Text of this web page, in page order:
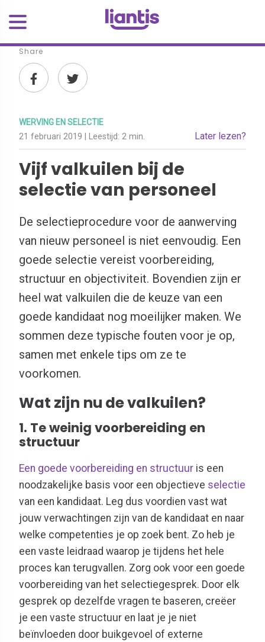
Share
WERVING EN SELECTIE
21 februari 2019 | Leestijd: 2 min. Later lezen?
Vijf valkuilen bij de
selectie van personeel
De selectieprocedure voor de aanwerving
van nieuw personeel is niet eenvoudig. Een
goede selectie vereist voorbereiding,
structuur en objectiviteit. Bovendien zijn er
heel wat valkuilen die de keuze van een
goede kandidaat nog moeilijker maken. We
sommen deze typische fouten voor je op,
samen met enkele tips om ze te
voorkomen.
Wat zijn nu de valkuilen?
1. Te weinig voorbereiding en
structuur
Een goede voorbereiding en structuur is een
noodzakelijke basis voor een objectieve selectie
van een kandidaat. Leg dus voordien vast wat
jouw verwachtingen zijn van de kandidaat en naar
welke competenties je op zoek bent. Zo heb je
een vaste leidraad waarop je tijdens het hele
proces kan terugvallen. Zorg ook voor een goede
voorbereiding van het selectiegesprek. Door elk
gesprek op dezelfde vragen te baseren, creëer
je een vaste structuur en laat je je niet
beïnvloeden door buikgevoel of externe